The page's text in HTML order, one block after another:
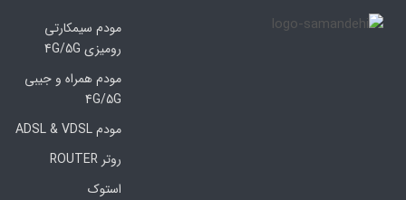
مودم سیمکارتی
رومیزی 4G/5G
مودم همراه و جیبی
4G/5G
مودم ADSL & VDSL
روتر ROUTER
استوک